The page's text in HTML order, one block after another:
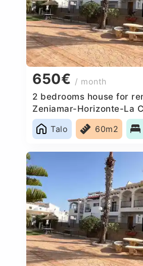
650€ / month
2 bedrooms house for
Zeniamar-Horizonte-La
Spain
Talo
60m2